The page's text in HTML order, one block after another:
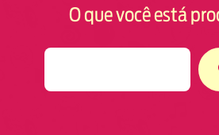
O que você está